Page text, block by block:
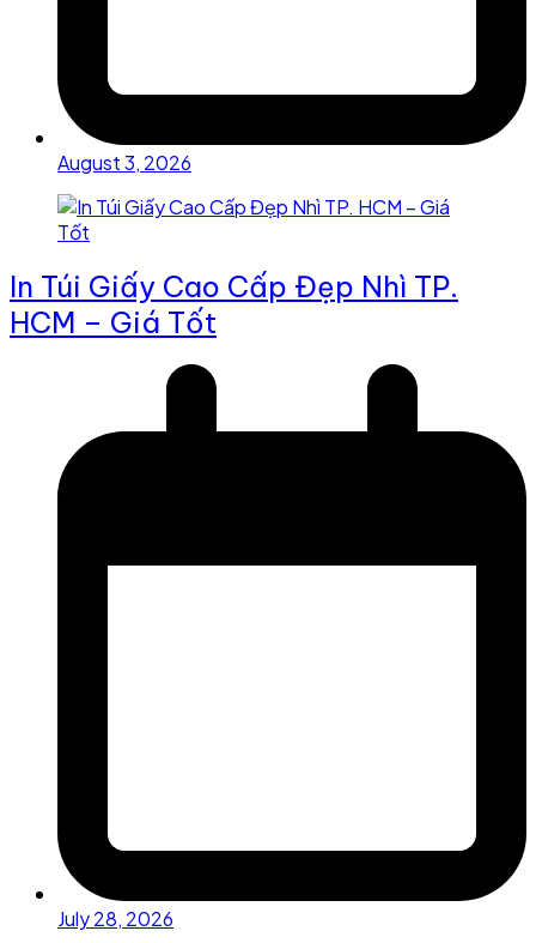
August 3, 2026
In Túi Giấy Cao Cấp Đẹp Nhì TP.
HCM – Giá Tốt
July 28, 2026